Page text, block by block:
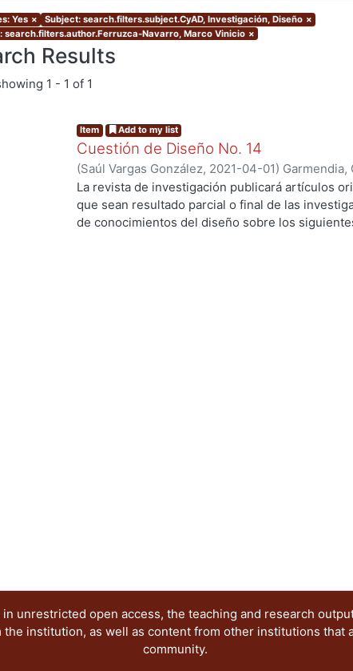
Yes × Subject: search.filters.subject.CyAD, Investigación, Diseño ×
search.filters.author.Ferruzca-Navarro, Marco Vinicio ×
Results
1 - 1 of 1
Item Add to my list
Cuestión de Diseño No. 14
(Saúl Vargas González, 2021-04-01) Garmendia,
De La Cruz, Gustavo;Sánchez, Lourdes;
Ortíz, Jorge Gabriel ;Vassis, Christos ;Ferruzca-
Carolina Sue;Valdez, Ana Valeria;Pinacho,
La revista de investigación publicará artículos
que sean resultado parcial o final de las
de conocimientos del diseño sobre los
unrestricted open access, the teaching and research
institution, as well as content from other institutions that
community.